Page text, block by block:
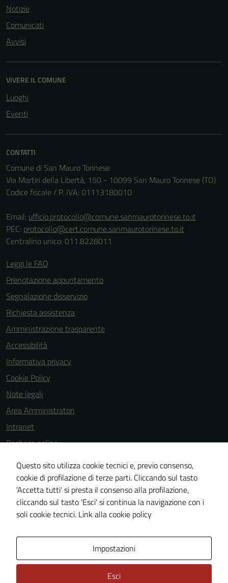
Notizie
Comunicati
Avvisi
VIVERE IL COMUNE
Luoghi
Eventi
CONTATTI
Comune di San Mauro Torinese
Via Martiri della Libertà, 150 - 10099 San Mauro Torinese (TO)
Codice fiscale / P. IVA: 01113180010
Email: ufficio.protocollo@comune.sanmaurotorinese.to.it
PEC: protocollo@cert.comune.sanmaurotorinese.to.it
Centralino unico: 011.8228011
Leggi le FAQ
Prenotazione appuntamento
Segnalazione disservizio
Richiesta assistenza
Amministrazione trasparente
Accessibilità
Informativa privacy
Cookie Policy
Note legali
Area Amministratori
Intranet
Bacheca online
Dichiarazione di accessibilità
Dichiarazione di accessibilità e modalità di segnalazioni di non
conformità
Piano di miglioramento del sito
Questo sito utilizza cookie tecnici e, previo consenso,
cookie di profilazione di terze parti. Cliccando sul tasto
'Accetta tutti' si presta il consenso alla profilazione,
cliccando sul tasto 'Esci' si continua la navigazione con i
soli cookie tecnici. Link alla cookie policy
Impostazioni
Esci
essere
informazioni
personali.